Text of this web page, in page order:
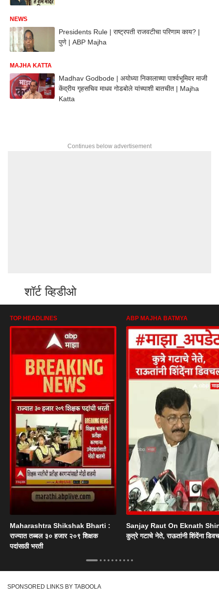
NEWS
Presidents Rule | राष्ट्रपती राजवटीचा परिणाम काय? |
पुणे | ABP Majha
MAJHA KATTA
Madhav Godbode | अयोध्या निकालाच्या पार्श्वभूमिवर माजी
केंद्रीय गृहसचिव माधव गोडबोले यांच्याशी बातचीत | Majha
Katta
Continues below advertisement
शॉर्ट व्हिडीओ
TOP HEADLINES
Maharashtra Shikshak Bharti :
राज्यात तब्बल ३० हजार २०९ शिक्षक
पदांसाठी भरती
ABP MAJHA BATMYA
Sanjay Raut On Eknath
कुत्रे गटाचे नेते, राऊतांनी शिंदेंना
SPONSORED LINKS BY TABOOLA